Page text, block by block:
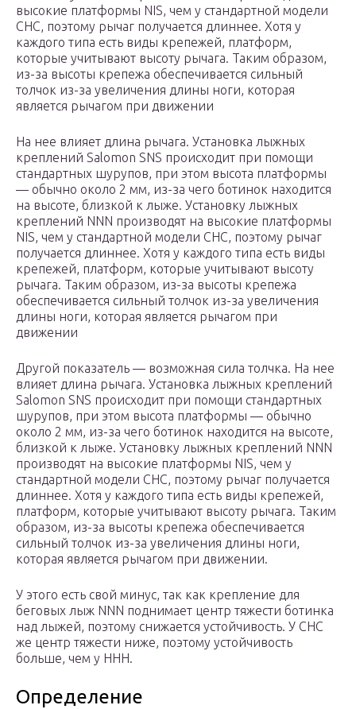
высокие платформы NIS, чем у стандартной модели
СНС, поэтому рычаг получается длиннее. Хотя у
каждого типа есть виды крепежей, платформ,
которые учитывают высоту рычага. Таким образом,
из-за высоты крепежа обеспечивается сильный
толчок из-за увеличения длины ноги, которая
является рычагом при движении
На нее влияет длина рычага. Установка лыжных
креплений Salomon SNS происходит при помощи
стандартных шурупов, при этом высота платформы
— обычно около 2 мм, из-за чего ботинок находится
на высоте, близкой к лыже. Установку лыжных
креплений NNN производят на высокие платформы
NIS, чем у стандартной модели СНС, поэтому рычаг
получается длиннее. Хотя у каждого типа есть виды
крепежей, платформ, которые учитывают высоту
рычага. Таким образом, из-за высоты крепежа
обеспечивается сильный толчок из-за увеличения
длины ноги, которая является рычагом при
движении
Другой показатель — возможная сила толчка. На нее
влияет длина рычага. Установка лыжных креплений
Salomon SNS происходит при помощи стандартных
шурупов, при этом высота платформы — обычно
около 2 мм, из-за чего ботинок находится на высоте,
близкой к лыже. Установку лыжных креплений NNN
производят на высокие платформы NIS, чем у
стандартной модели СНС, поэтому рычаг получается
длиннее. Хотя у каждого типа есть виды крепежей,
платформ, которые учитывают высоту рычага. Таким
образом, из-за высоты крепежа обеспечивается
сильный толчок из-за увеличения длины ноги,
которая является рычагом при движении.
У этого есть свой минус, так как крепление для
беговых лыж NNN поднимает центр тяжести ботинка
над лыжей, поэтому снижается устойчивость. У СНС
же центр тяжести ниже, поэтому устойчивость
больше, чем у ННН.
Определение